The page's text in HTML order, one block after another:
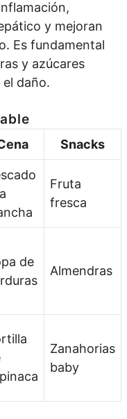
y mejoran
Es fundamental
y azúcares
daño.
Snacks
Fruta
fresca
de
Almendras
Zanahorias
baby